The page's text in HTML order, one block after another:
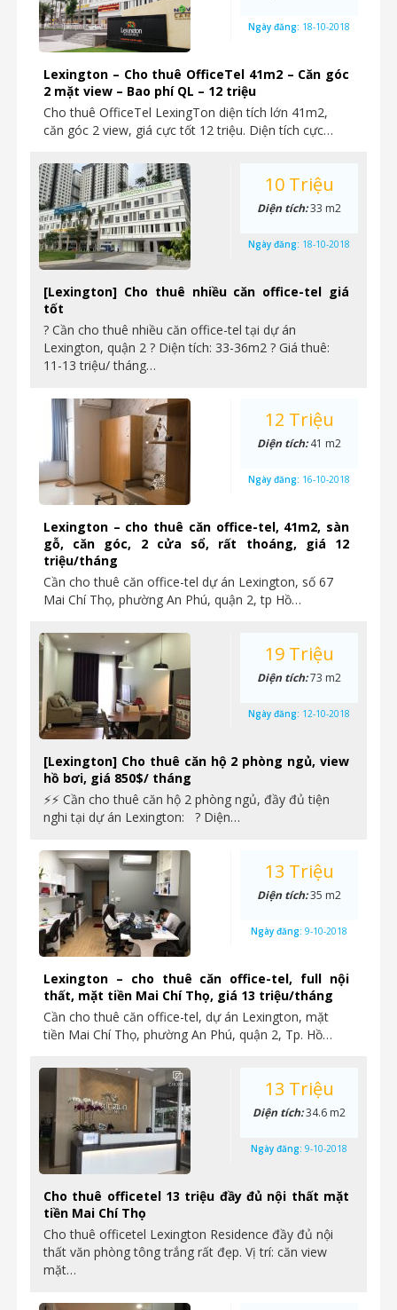
Lexington – Cho thuê OfficeTel 41m2 – Căn góc
2 mặt view – Bao phí QL – 12 triệu
Cho thuê OfficeTel LexingTon diện tích lớn 41m2,
căn góc 2 view, giá cực tốt 12 triệu. Diện tích cực…
Ngày đăng: 18-10-2018
[Lexington] Cho thuê nhiều căn office-tel giá
tốt
? Cần cho thuê nhiều căn office-tel tại dự án
Lexington, quận 2 ? Diện tích: 33-36m2 ? Giá thuê:
11-13 triệu/ tháng…
10 Triệu
Diện tích:33 m2
Ngày đăng: 18-10-2018
Lexington – cho thuê căn office-tel, 41m2, sàn
gỗ, căn góc, 2 cửa sổ, rất thoáng, giá 12
triệu/tháng
Cần cho thuê căn office-tel dự án Lexington, số 67
Mai Chí Thọ, phường An Phú, quận 2, tp Hồ…
12 Triệu
Diện tích:41 m2
Ngày đăng: 16-10-2018
[Lexington] Cho thuê căn hộ 2 phòng ngủ, view
hồ bơi, giá 850$/ tháng
⚡⚡ Cần cho thuê căn hộ 2 phòng ngủ, đầy đủ tiện
nghi tại dự án Lexington: ? Diện…
19 Triệu
Diện tích:73 m2
Ngày đăng: 12-10-2018
Lexington – cho thuê căn office-tel, full nội
thất, mặt tiền Mai Chí Thọ, giá 13 triệu/tháng
Cần cho thuê căn office-tel, dự án Lexington, mặt
tiền Mai Chí Thọ, phường An Phú, quận 2, Tp. Hồ…
13 Triệu
Diện tích:35 m2
Ngày đăng: 9-10-2018
Cho thuê officetel 13 triệu đầy đủ nội thất mặt
tiền Mai Chí Thọ
Cho thuê officetel Lexington Residence đầy đủ nội
thất văn phòng tông trắng rất đẹp. Vị trí: căn view
mặt…
13 Triệu
Diện tích:34.6 m2
Ngày đăng: 9-10-2018